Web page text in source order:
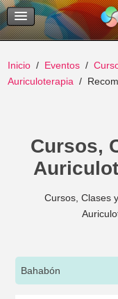
Temas
Buscar
Inicio Eventos
Auriculoterapia
Cursos,
Cursos, Clases
Bahabón